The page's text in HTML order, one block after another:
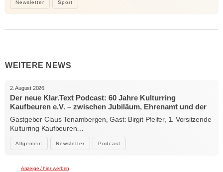
Newsletter Sport
WEITERE NEWS
Allgemein Newsletter Podcast
2. August 2026
Der neue Klar.Text Podcast: 60 Jahre Kulturring
Kaufbeuren e.V. – zwischen Jubiläum, Ehrenamt und der
Kraft der Kultur
Gastgeber Claus Tenambergen, Gast: Birgit Pfeifer, 1. Vorsitzende
Kulturring Kaufbeuren…
Anzeige / hier werben